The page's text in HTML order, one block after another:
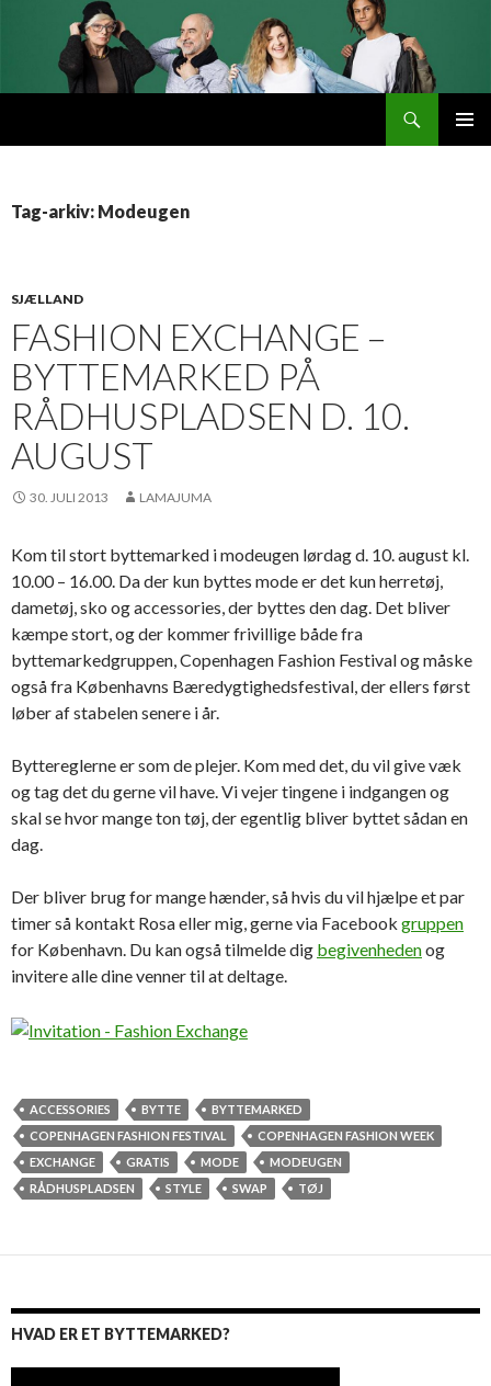
Tag-arkiv: Modeugen
SJÆLLAND
FASHION EXCHANGE –
BYTTEMARKED PÅ
RÅDHUSPLADSEN D. 10.
AUGUST
30. JULI 2013 LAMAJUMA
Kom til stort byttemarked i modeugen lørdag d. 10. august kl.
10.00 – 16.00. Da der kun byttes mode er det kun herretøj,
dametøj, sko og accessories, der byttes den dag. Det bliver
kæmpe stort, og der kommer frivillige både fra
byttemarkedgruppen, Copenhagen Fashion Festival og måske
også fra Københavns Bæredygtighedsfestival, der ellers først
løber af stabelen senere i år.
Byttereglerne er som de plejer. Kom med det, du vil give væk
og tag det du gerne vil have. Vi vejer tingene i indgangen og
skal se hvor mange ton tøj, der egentlig bliver byttet sådan en
dag.
Der bliver brug for mange hænder, så hvis du vil hjælpe et par
timer så kontakt Rosa eller mig, gerne via Facebook gruppen
for København. Du kan også tilmelde dig begivenhedenog
invitere alle dine venner til at deltage.
ACCESSORIES BYTTE
BYTTEMARKED
COPENHAGEN FASHION FESTIVAL
COPENHAGEN FASHION WEEK
EXCHANGE
GRATIS MODE
MODEUGEN
RÅDHUSPLADSEN
STYLE SWAP TØJ
HVAD ER ET BYTTEMARKED?